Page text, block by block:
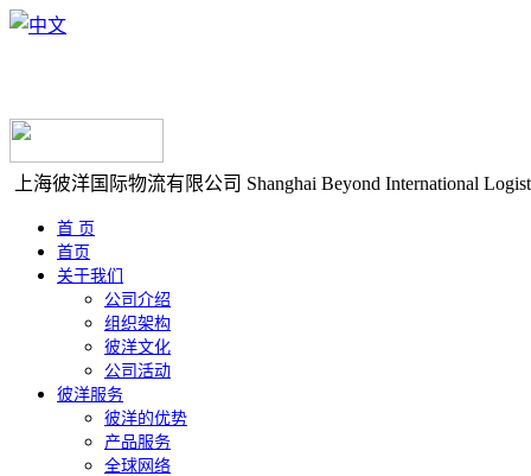
上海彼洋国际物流有限公司 Shanghai Beyond International
首 页
首页
关于我们
公司介绍
组织架构
彼洋文化
公司活动
彼洋服务
彼洋的优势
产品服务
全球网络